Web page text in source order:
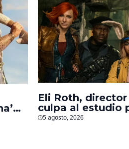
Eli Roth, director
culpa al estudio
la película
5 agosto, 2026